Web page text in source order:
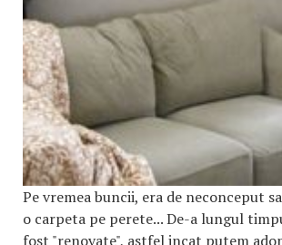
Pe vremea buncii, era de neconceput
o carpeta pe perete... De-a lungul
fost "renovate", astfel incat putem